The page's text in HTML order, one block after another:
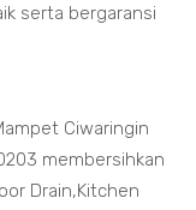
serta bergaransi
Ciwaringin
membersihkan
Drain,Kitchen